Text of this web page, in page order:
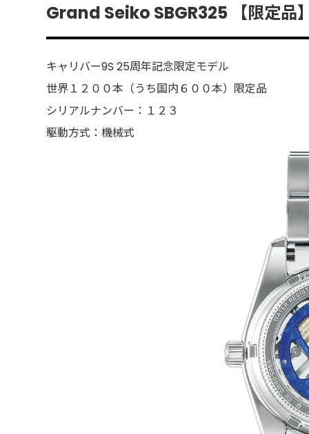
Grand Seiko SBGR325 【限定
キャリバー9S 25周年記念限定モデル
世界１２００本（うち国内６００本）限定品
シリアルナンバー：１２３
駆動方式：機械式